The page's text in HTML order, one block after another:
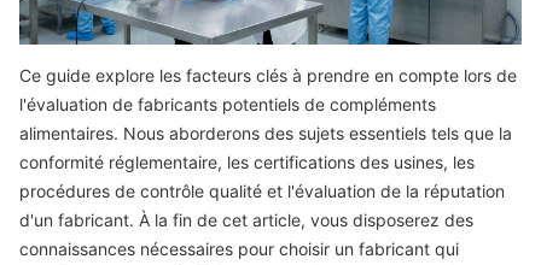
Ce guide explore les facteurs clés à prendre en compte lors de
l'évaluation de fabricants potentiels de compléments
alimentaires. Nous aborderons des sujets essentiels tels que la
conformité réglementaire, les certifications des usines, les
procédures de contrôle qualité et l'évaluation de la réputation
d'un fabricant. À la fin de cet article, vous disposerez des
connaissances nécessaires pour choisir un fabricant qui